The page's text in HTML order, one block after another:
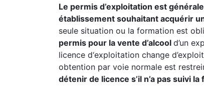
Le permis d’exploitation est
établissement souhaitant acquérir
seule situation ou la formation est
permis pour la vente d’alcool d’un
licence d‘exploitation change
obtention par voie normale est
détenir de licence s’il n’a pas suivi